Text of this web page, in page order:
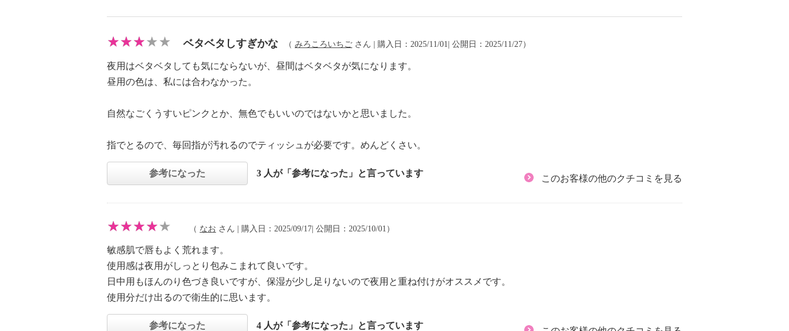
ベタベタしすぎかな （ みろころいちご さん | 購入日：2025/11/01| 公開日：2025/11/27）
夜用はベタベタしても気にならないが、昼間はベタベタが気になります。
昼用の色は、私には合わなかった。
自然なごくうすいピンクとか、無色でもいいのではないかと思いました。
指でとるので、毎回指が汚れるのでティッシュが必要です。めんどくさい。
参考になった 3 人が「参考になった」と言っています
このお客様の他のクチコミを見る
（ なお さん | 購入日：2025/09/17| 公開日：2025/10/01）
敏感肌で唇もよく荒れます。
使用感は夜用がしっとり包みこまれて良いです。
日中用もほんのり色づき良いですが、保湿が少し足りないので夜用と重ね付けがオススメです。
使用分だけ出るので衛生的に思います。
参考になった 4 人が「参考になった」と言っています